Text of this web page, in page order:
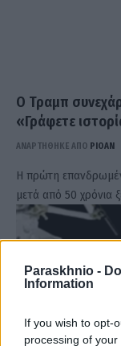
Paraskhnio -
Information
If you wish to opt-
processing of
Ο Τραμπ
«Γράφετε
ΑΝΑΡΤΗΘΗΚΕ ΑΠΟ PIOAN
Η πρώτη
μετά από 50 χρόνια